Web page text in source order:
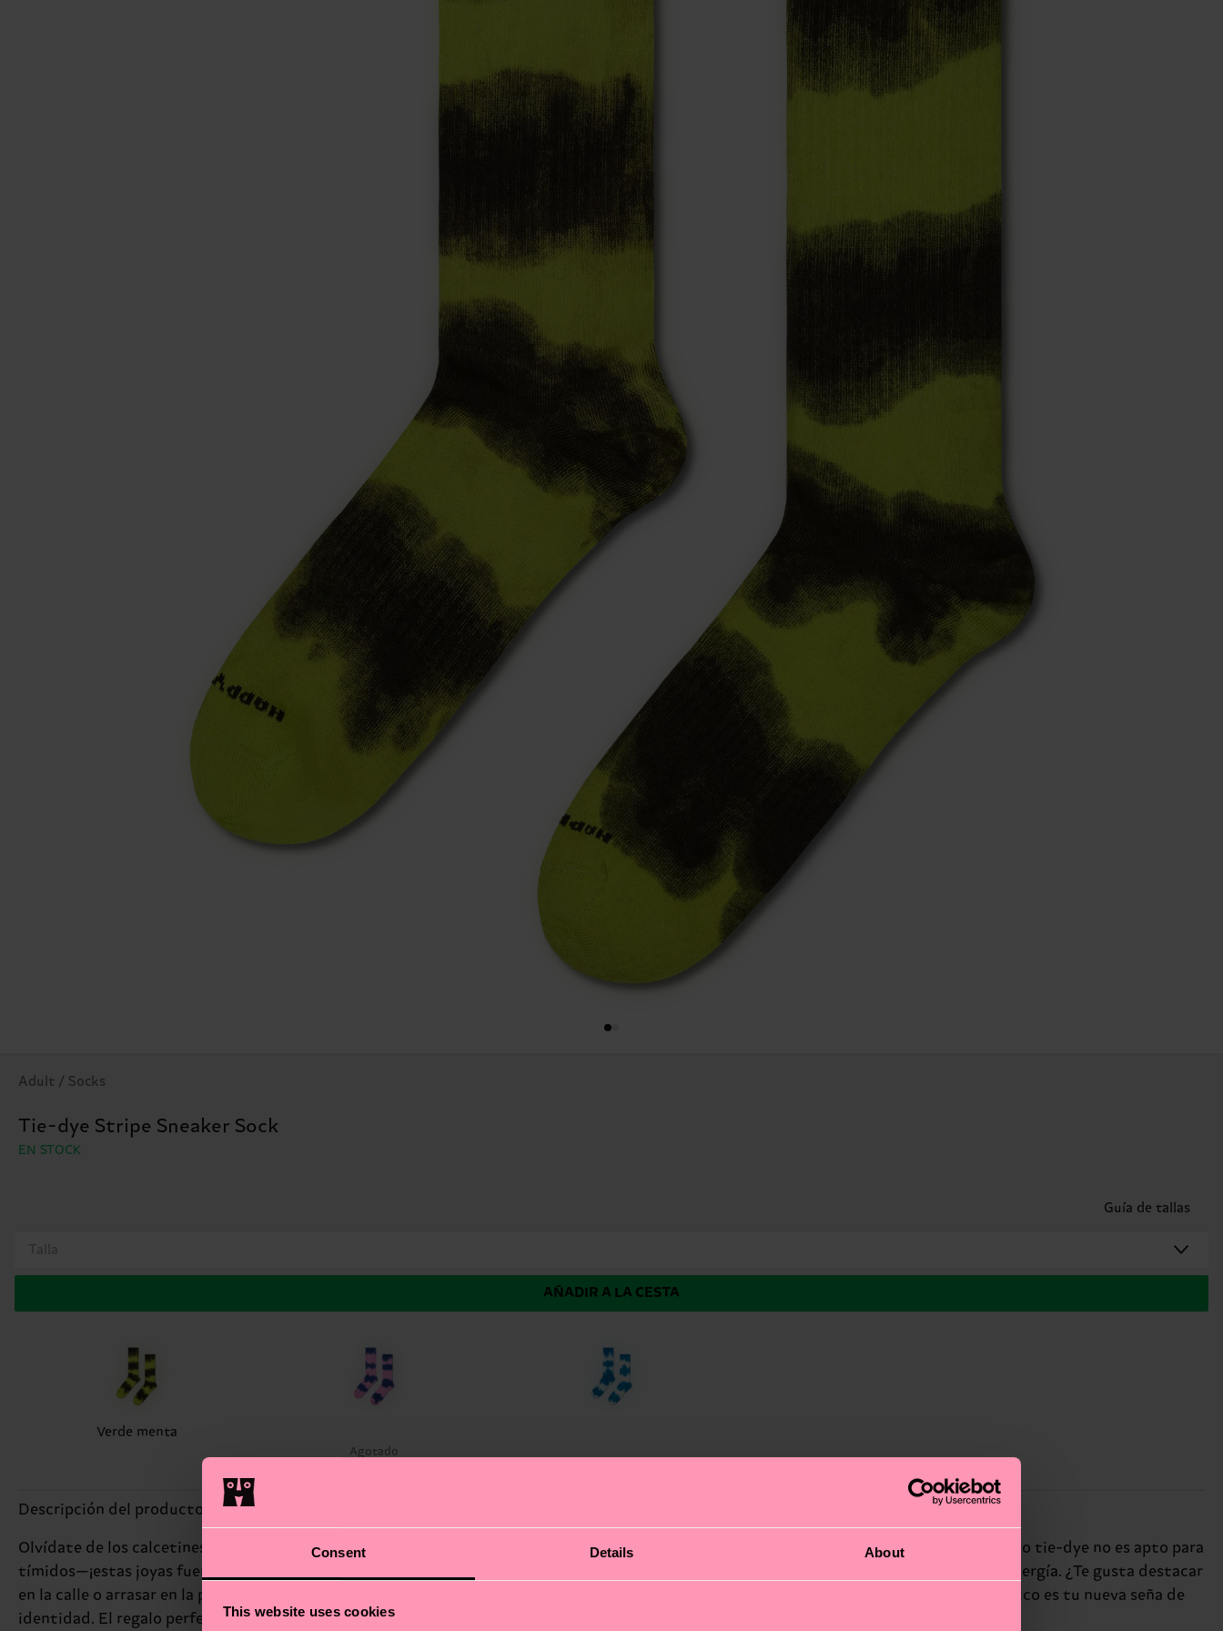
Consent Details About
This website uses cookies
Adult / Socks
Tie-dye Stripe Sneaker Sock
EN STOCK
Guía de tallas
Talla
AÑADIR A LA CESTA
Verde menta
Agotado
Descripción del producto
Olvídate de los calcetines aburridos: los Tie-dye Stripe Sneaker Sock llegan para romper esquemas. El degradado amarillo y negro en efecto tie-dye no es apto para
tímidos—¡estas joyas fueron hechas para lucirse! Dale caña a tu estilo y exprésate como nadie con estos calcetines atrevidos y llenos de energía. ¿Te gusta destacar
en la calle o arrasar en la pista? Da igual, porque este par llevará tu look deportivo a otro nivel. Si te atreves a ser diferente, este diseño único es tu nueva seña de
identidad. El regalo perfecto para: amantes de las zapatillas y del deporte.